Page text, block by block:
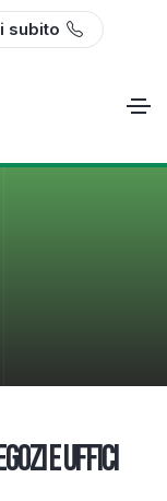
subito
e uffici